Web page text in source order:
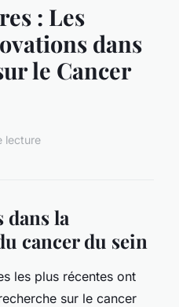
: Les
dans
le Cancer
lecture
dans la
cancer du sein
les plus récentes ont
sur le cancer